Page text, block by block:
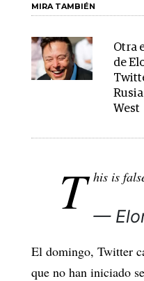
MIRA TAMBIÉN
Otra
de
West
T his is
—
El domingo, Twitter
que no han iniciado